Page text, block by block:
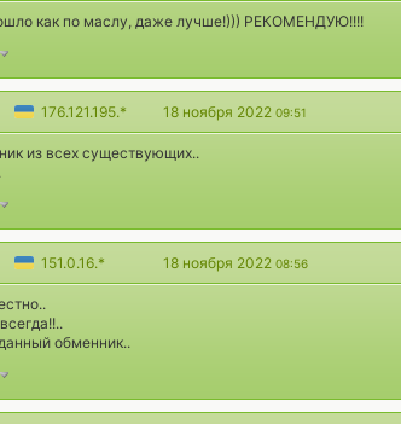
как по маслу, даже лучше!))) РЕКОМЕНДУЮ!!!!
176.121.195.* 18 ноября 2022 09:51
из всех существующих..
151.0.16.* 18 ноября 2022 08:56
обменник..